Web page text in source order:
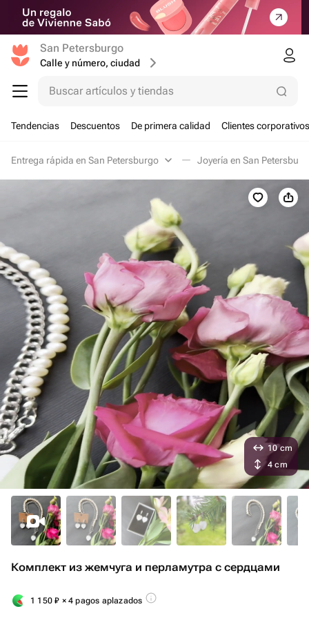
San Petersburgo
Calle y número, ciudad
Buscar artículos y tiendas
Tendencias Descuentos De primera calidad Clientes corporativos
Entrega rápida en San Petersburgo Joyería en San
Комплект из жемчуга и перламутра с сердцами
1 150₽ × 4 pagos aplazados
10 cm
4 cm